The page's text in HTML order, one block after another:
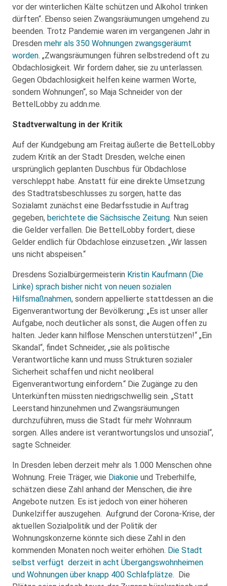
vor der winterlichen Kälte schützen und Alkohol trinken
dürften“. Ebenso seien Zwangsräumungen umgehend zu
beenden. Trotz Pandemie waren im vergangenen Jahr in
Dresden mehr als 350 Wohnungen zwangsgeräumt
worden. „Zwangsräumungen führen selbstredend oft zu
Obdachlosigkeit. Wir fordern daher, sie zu unterlassen.
Gegen Obdachlosigkeit helfen keine warmen Worte,
sondern Wohnungen“, so Maja Schneider von der
BettelLobby zu addn.me.
Stadtverwaltung in der Kritik
Auf der Kundgebung am Freitag äußerte die BettelLobby
zudem Kritik an der Stadt Dresden, welche einen
ursprünglich geplanten Duschbus für Obdachlose
verschleppt habe. Anstatt für eine direkte Umsetzung
des Stadtratsbeschlusses zu sorgen, hatte das
Sozialamt zunächst eine Bedarfsstudie in Auftrag
gegeben, berichtete die Sächsische Zeitung. Nun seien
die Gelder verfallen. Die BettelLobby fordert, diese
Gelder endlich für Obdachlose einzusetzen. „Wir lassen
uns nicht abspeisen.“
Dresdens Sozialbürgermeisterin Kristin Kaufmann (Die
Linke) sprach bisher nicht von neuen sozialen
Hilfsmaßnahmen, sondern appellierte stattdessen an die
Eigenverantwortung der Bevölkerung: „Es ist unser aller
Aufgabe, noch deutlicher als sonst, die Augen offen zu
halten. Jeder kann hilflose Menschen unterstützen!“ „Ein
Skandal“, findet Schneider, „sie als politische
Verantwortliche kann und muss Strukturen sozialer
Sicherheit schaffen und nicht neoliberal
Eigenverantwortung einfordern.“ Die Zugänge zu den
Unterkünften müssten niedrigschwellig sein. „Statt
Leerstand hinzunehmen und Zwangsräumungen
durchzuführen, muss die Stadt für mehr Wohnraum
sorgen. Alles andere ist verantwortungslos und unsozial“,
sagte Schneider.
In Dresden leben derzeit mehr als 1.000 Menschen ohne
Wohnung. Freie Träger, wie Diakonie und Treberhilfe,
schätzen diese Zahl anhand der Menschen, die ihre
Angebote nutzen. Es ist jedoch von einer höheren
Dunkelziffer auszugehen. Aufgrund der Corona-Krise, der
aktuellen Sozialpolitik und der Politik der
Wohnungskonzerne könnte sich diese Zahl in den
kommenden Monaten noch weiter erhöhen. Die Stadt
selbst verfügt derzeit in acht Übergangswohnheimen
und Wohnungen über knapp 400 Schlafplätze. Die